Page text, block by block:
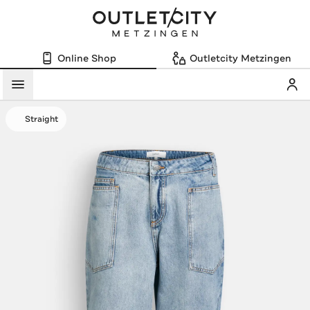
Online Shop Outletcity Metzingen
Menü
Straight